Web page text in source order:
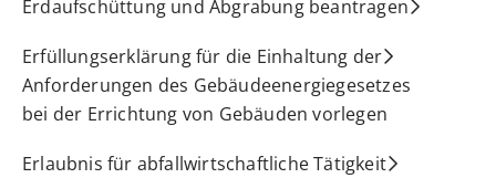
Erdaufschüttung und Abgrabung beantragen
Erfüllungserklärung für die Einhaltung der
Anforderungen des Gebäudeenergiegesetzes
bei der Errichtung von Gebäuden vorlegen
Erlaubnis für abfallwirtschaftliche Tätigkeit